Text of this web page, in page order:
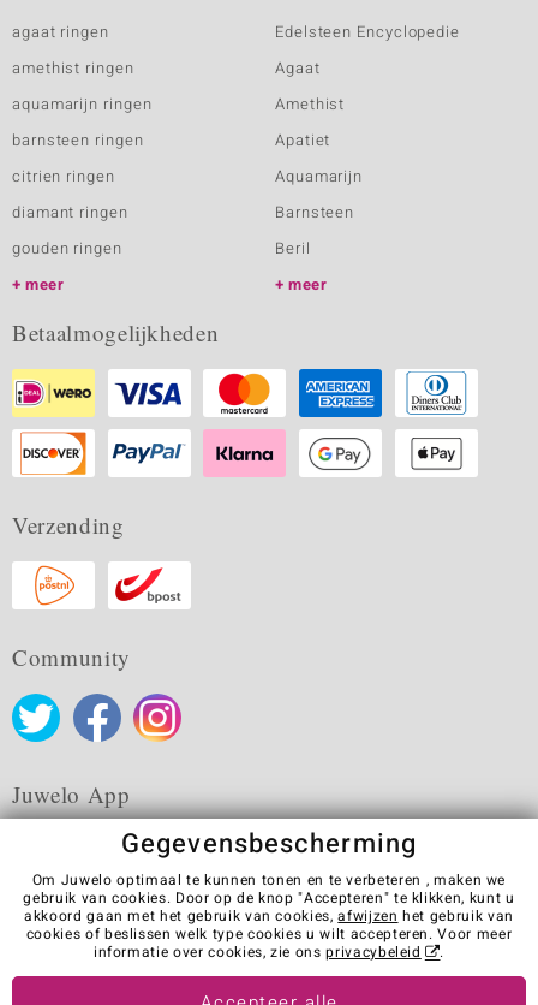
agaat ringen
amethist ringen
aquamarijn ringen
barnsteen ringen
citrien ringen
diamant ringen
gouden ringen
meer
Edelsteen Encyclopedie
Agaat
Amethist
Apatiet
Aquamarijn
Barnsteen
Beril
meer
Betaalmogelijkheden
Verzending
Community
Juwelo App
Algemene verkoopvoorwaarden Privacybeleid
Cookies
Colofon
Contact
Contract herroepen
Visit our stores in other countries:
Gegevensbescherming
Om Juwelo optimaal te kunnen tonen en te verbeteren , maken we
gebruik van cookies. Door op de knop "Accepteren" te klikken, kunt u
akkoord gaan met het gebruik van cookies,afwijzen het gebruik van
cookies of beslissen welk type cookies u wilt accepteren. Voor meer
informatie over cookies, zie onsprivacybeleid .